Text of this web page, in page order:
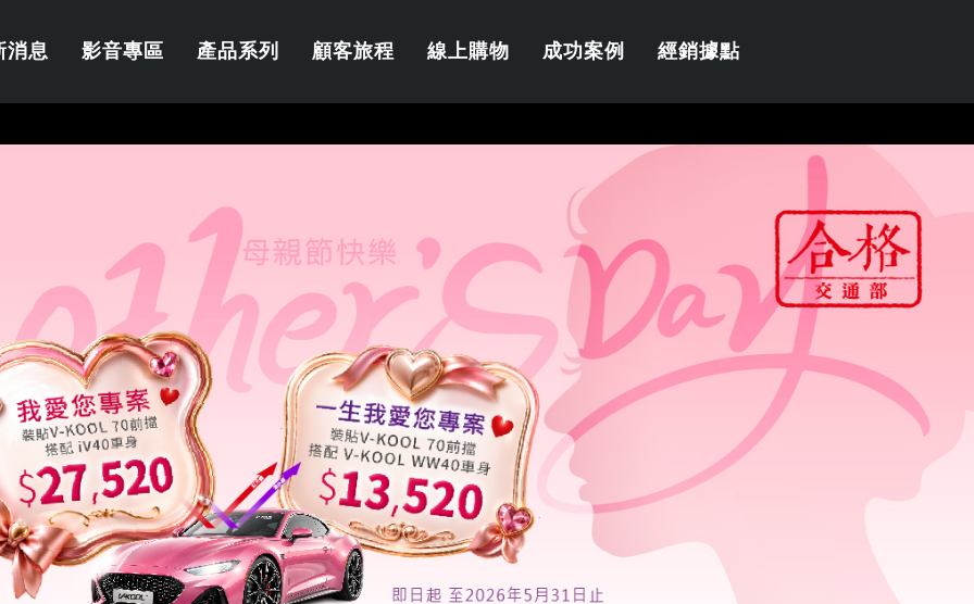
消息 影音專區 產品系列 顧客旅程 線上購物 成功案例 經銷據點